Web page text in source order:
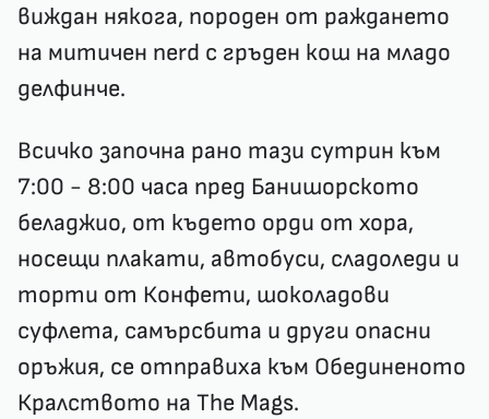
виждан някога, породен от раждането
на митичен nerd с гръден кош на младо
делфинче.
Всичко започна рано тази сутрин към
7:00 - 8:00 часа пред Банишорското
беладжио, от където орди от хора,
носещи плакати, автобуси, сладоледи и
торти от Конфети, шоколадови
суфлета, самърсбита и други опасни
оръжия, се отправиха към Обединеното
Кралството на The Mags.